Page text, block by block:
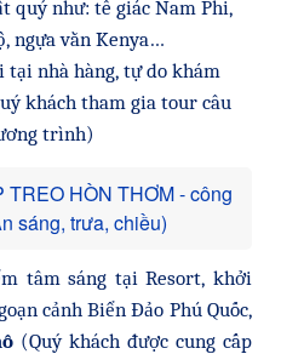
quý như: tê giác Nam Phi,
ngựa vằn Kenya…
tại nhà hàng, tự do khám
khách tham gia tour câu
trình)
TREO HÒN THƠM - công
sáng, trưa, chiều)
tâm sáng tại Resort, khởi
cảnh Biển Đảo Phú Quốc,
(Quý khách được cung cấp